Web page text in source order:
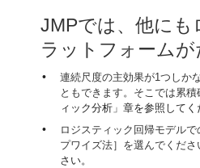
JMPでは、他に
ラットフォーム
•
連続尺度の主効果が1つしか
ともできます。そこでは累
ィック分析」章を参照してく
•
ロジスティック回帰モデル
プワイズ法］を選んでくだ
さい。